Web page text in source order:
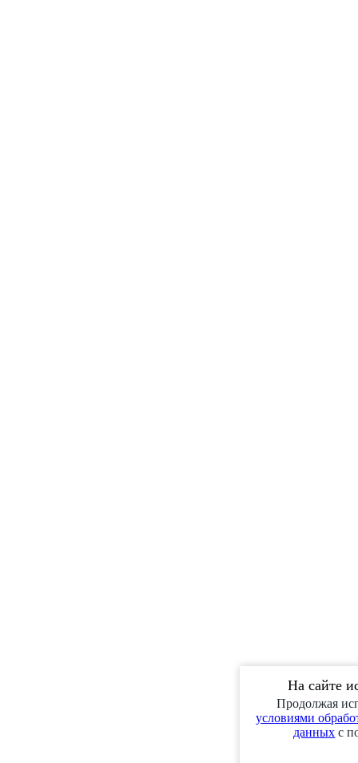
На сайте
Продолжая
условиями
данных с